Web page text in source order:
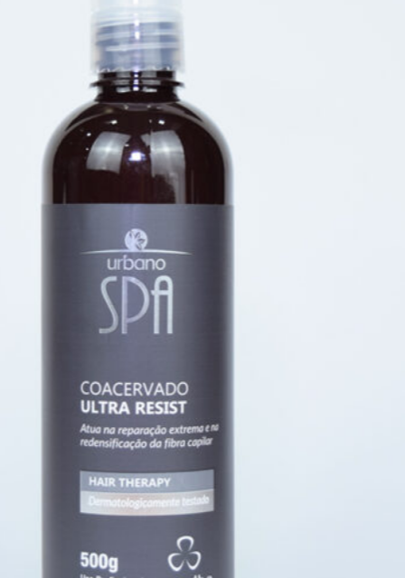
conquiste sobrancelhas com
design impecável, que realçam a
beleza do seu rosto.
Fios mais fortes e saudáveis
previna a queda e a quebra dos
fios, e mantenha seus cílios e
sobrancelhas sempre
exuberantes.
Resultados visíveis em poucas
semanas: observe a
transformação do seu olhar com
o uso regular do produto.
Como Usar o
Powerful Eyes
Grandha